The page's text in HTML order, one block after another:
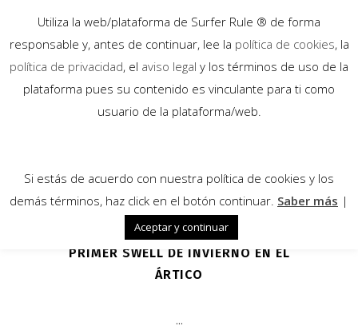
08
PRIMER SWELL DE INVIERNO EN EL
ÁRTICO
...
Utiliza la web/plataforma de Surfer Rule ® de forma
responsable y, antes de continuar, lee la política de cookies, la
política de privacidad, el aviso legal y los términos de uso de la
plataforma pues su contenido es vinculante para ti como
usuario de la plataforma/web.
Si estás de acuerdo con nuestra política de cookies y los
demás términos, haz click en el botón continuar. Saber más |
Aceptar y continuar